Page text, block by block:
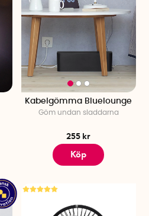
Kabelgömma Bluelounge
Göm undan sladdarna
255 kr
Köp